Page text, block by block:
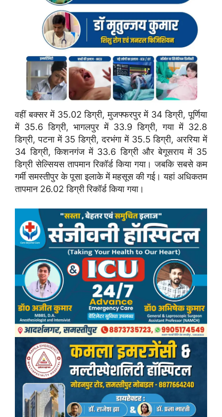
वहीं बक्सर में 35.02 डिग्री, मुजफ्फरपुर में 34 डिग्री, पूर्णिया
में 35.6 डिग्री, भागलपुर में 33.9 डिग्री, गया में 32.8
डिग्री, पटना में 35 डिग्री, दरभंगा में 35.5 डिग्री, अररिया में
34 डिग्री, किशनगंज में 33.6 डिग्री और बेगूसराय में 35
डिग्री सेल्सियस तापमान रिकॉर्ड किया गया। जबकि सबसे कम
गर्मी समस्तीपुर के पूसा इलाके में महसूस की गई। यहां अधिकतम
तापमान 26.02 डिग्री रिकॉर्ड किया गया।